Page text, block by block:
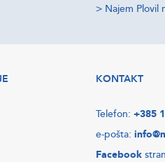
> Najem Plovil
KONTAKT
Telefon: +385
e-pošta:
Facebook stran